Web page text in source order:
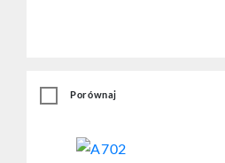
Porównaj